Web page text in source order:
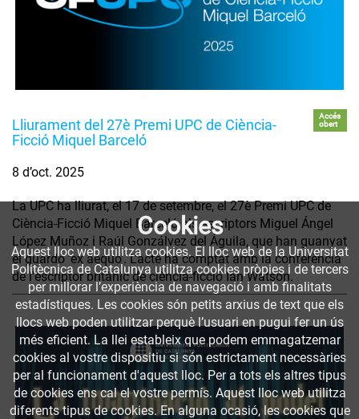
Lliurament del 27è Premi UPC de Ciència-
Ficció Miquel Barceló
Accés
obert
8 d’oct. 2025
La UPC ha lliurat, el 17 de setembre, el 27è Premi UPC de
Ciència-Ficció Miquel Barceló als escriptors Miguel Ángel
López Muñoz i Raúl Gonzálvez del Águila, que han guanyat
el guardó 'ex aequo'. L’acte ha comptat amb la conferència
de l'escriptor britànic de ciència-ficció Ian Watson.
Cookies
Aquest lloc web utilitza cookies. El lloc web de la Universitat
Politècnica de Catalunya utilitza cookies pròpies i de tercers
per millorar l’experiència de navegació i amb finalitats
estadístiques. Les cookies són petits arxius de text que els
llocs web poden utilitzar perquè l’usuari en pugui fer un ús
més eficient. La llei estableix que podem emmagatzemar
cookies al vostre dispositiu si són estrictament necessàries
per al funcionament d'aquest lloc. Per a tots els altres tipus
de cookies ens cal el vostre permís. Aquest lloc web utilitza
diferents tipus de cookies. En alguna ocasió, les cookies que